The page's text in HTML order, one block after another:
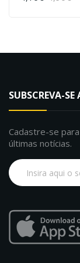
SUBSCREVA-
Cadastre-se
últimas notícias.